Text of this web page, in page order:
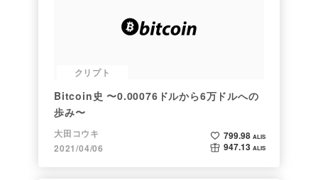
クリプト
Bitcoin史 〜0.00076ドルから6万ドルへの
歩み〜
大田コウキ
2021/04/06
799.98 ALIS
947.13 ALIS